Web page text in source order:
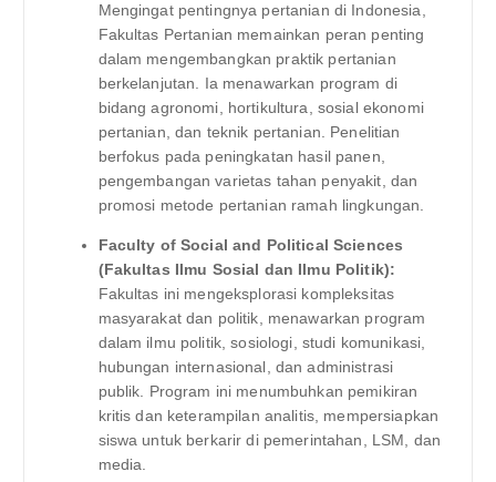
Mengingat pentingnya pertanian di Indonesia,
Fakultas Pertanian memainkan peran penting
dalam mengembangkan praktik pertanian
berkelanjutan. Ia menawarkan program di
bidang agronomi, hortikultura, sosial ekonomi
pertanian, dan teknik pertanian. Penelitian
berfokus pada peningkatan hasil panen,
pengembangan varietas tahan penyakit, dan
promosi metode pertanian ramah lingkungan.
Faculty of Social and Political Sciences
(Fakultas Ilmu Sosial dan Ilmu Politik):
Fakultas ini mengeksplorasi kompleksitas
masyarakat dan politik, menawarkan program
dalam ilmu politik, sosiologi, studi komunikasi,
hubungan internasional, dan administrasi
publik. Program ini menumbuhkan pemikiran
kritis dan keterampilan analitis, mempersiapkan
siswa untuk berkarir di pemerintahan, LSM, dan
media.